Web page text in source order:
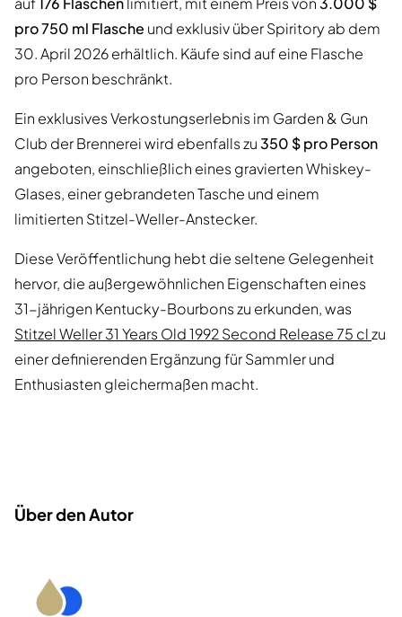
pro 750 ml Flasche und exklusiv über Spiritory ab dem
30. April 2026 erhältlich. Käufe sind auf eine Flasche
pro Person beschränkt.
Ein exklusives Verkostungserlebnis im Garden & Gun
Club der Brennerei wird ebenfalls zu350 $ pro Person
angeboten, einschließlich eines gravierten Whiskey-
Glases, einer gebrandeten Tasche und einem
limitierten Stitzel-Weller-Anstecker.
Diese Veröffentlichung hebt die seltene Gelegenheit
hervor, die außergewöhnlichen Eigenschaften eines
31-jährigen Kentucky-Bourbons zu erkunden, was
Stitzel Weller 31 Years Old 1992 Second Release 75 clzu
einer definierenden Ergänzung für Sammler und
Enthusiasten gleichermaßen macht.
Über den Autor